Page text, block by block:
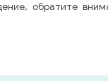
обратите